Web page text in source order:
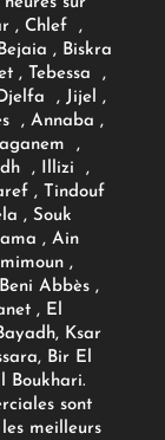
, Chlef ,
, Biskra
, Tebessa ,
, Jijel ,
, Annaba ,
,
, Illizi ,
, Tindouf
, Souk
, Ain
,
Abbès ,
, El
Ksar
Bir El
Boukhari.
sont
meilleurs